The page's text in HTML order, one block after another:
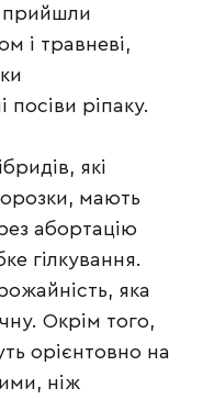
прийшли
і травневі,
ріпаку.
які
мають
абортацію
гілкування.
яка
Окрім того,
орієнтовно на
ніж